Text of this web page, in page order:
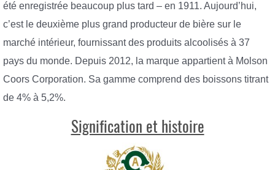
été enregistrée beaucoup plus tard – en 1911. Aujourd’hui,
c’est le deuxième plus grand producteur de bière sur le
marché intérieur, fournissant des produits alcoolisés à 37
pays du monde. Depuis 2012, la marque appartient à Molson
Coors Corporation. Sa gamme comprend des boissons titrant
de 4% à 5,2%.
Signification et histoire